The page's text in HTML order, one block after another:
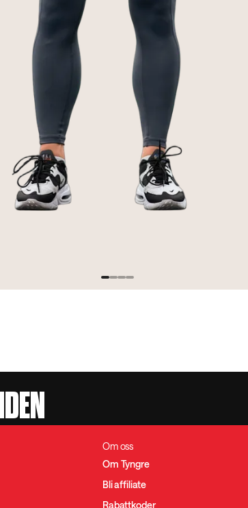
Om oss
Om Tyngre
Bli affiliate
Rabattkoder